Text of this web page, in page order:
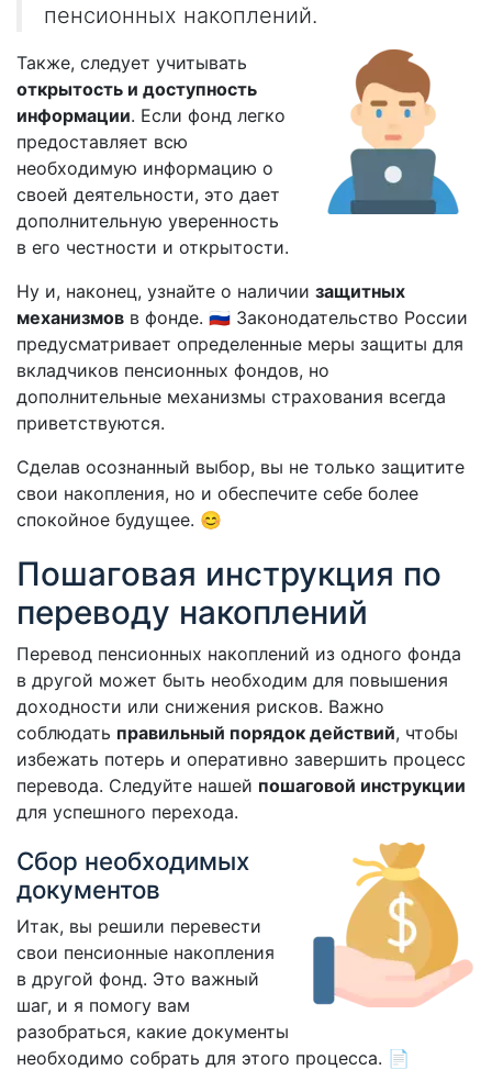
пенсионных накоплений.
Также, следует учитывать
открытость и доступность
информации. Если фонд легко
предоставляет всю
необходимую информацию о
своей деятельности, это дает
дополнительную уверенность
в его честности и открытости.
Ну и, наконец, узнайте о наличии защитных
механизмов в фонде. 🇷🇺 Законодательство России
предусматривает определенные меры защиты для
вкладчиков пенсионных фондов, но
дополнительные механизмы страхования всегда
приветствуются.
Сделав осознанный выбор, вы не только защитите
свои накопления, но и обеспечите себе более
спокойное будущее. 😊
Пошаговая инструкция по
переводу накоплений
Перевод пенсионных накоплений из одного фонда
в другой может быть необходим для повышения
доходности или снижения рисков. Важно
соблюдать правильный порядок действий, чтобы
избежать потерь и оперативно завершить процесс
перевода. Следуйте нашей пошаговой инструкции
для успешного перехода.
Сбор необходимых
документов
Итак, вы решили перевести
свои пенсионные накопления
в другой фонд. Это важный
шаг, и я помогу вам
разобраться, какие документы
необходимо собрать для этого процесса. 📄